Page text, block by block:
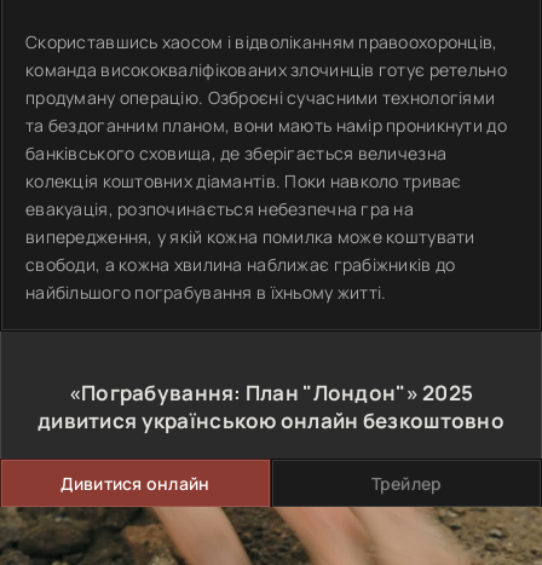
Скориставшись хаосом і відволіканням правоохоронців,
команда висококваліфікованих злочинців готує ретельно
продуману операцію. Озброєні сучасними технологіями
та бездоганним планом, вони мають намір проникнути до
банківського сховища, де зберігається величезна
колекція коштовних діамантів. Поки навколо триває
евакуація, розпочинається небезпечна гра на
випередження, у якій кожна помилка може коштувати
свободи, а кожна хвилина наближає грабіжників до
найбільшого пограбування в їхньому житті.
«Пограбування: План "Лондон"»2025
дивитися українською онлайн безкоштовно
Дивитися онлайн Трейлер